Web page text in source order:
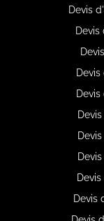
Devis
Devis